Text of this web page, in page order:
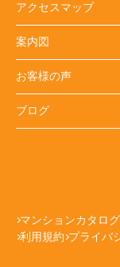
アクセスマップ
案内図
お客様の声
ブログ
マンションカタログ
利用規約 プライバ